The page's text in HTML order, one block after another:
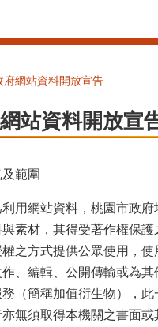
塊
府網站資料開放宣告
站資料開放宣
範圍
用網站資料，桃園市政府
素材，其得受著作權保
之方式提供公眾使用，
、編輯、公開傳輸或為
（簡稱加值衍生物），
無須取得本機關之書面